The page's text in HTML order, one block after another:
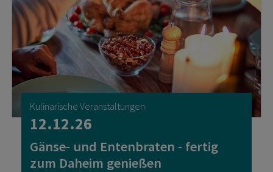
Kulinarische Veranstaltungen
12.12.26
Gänse- und Entenbraten - fertig
zum Daheim genießen